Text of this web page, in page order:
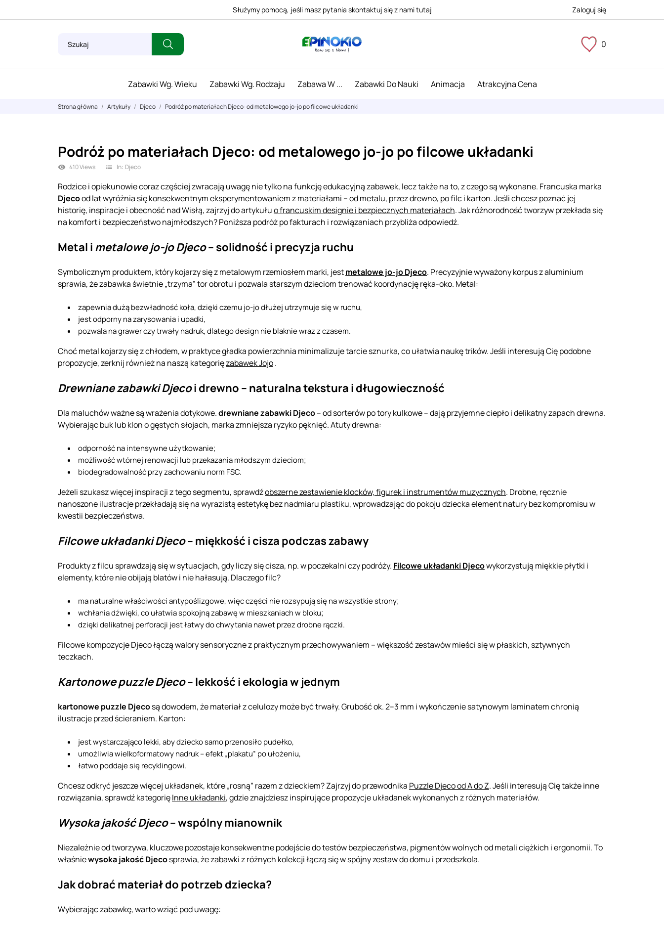
Służymy pomocą, jeśli masz pytania skontaktuj się z nami tutaj Zaloguj się
0
Zabawki Wg. Wieku Zabawki Wg. Rodzaju Zabawa W ... Zabawki Do Nauki Animacja Atrakcyjna Cena
Strona główna Artykuły Djeco Podróż po materiałach Djeco: od metalowego jo-jo po filcowe układanki
Podróż po materiałach Djeco: od metalowego jo-jo po filcowe układanki
visibility 410 Views list In: Djeco
Rodzice i opiekunowie coraz częściej zwracają uwagę nie tylko na funkcję edukacyjną zabawek, lecz także na to, z czego są wykonane. Francuska marka
Djecood lat wyróżnia się konsekwentnym eksperymentowaniem z materiałami – od metalu, przez drewno, po filc i karton. Jeśli chcesz poznać jej
historię, inspiracje i obecność nad Wisłą, zajrzyj do artykułuo francuskim designie i bezpiecznych materiałach. Jak różnorodność tworzyw przekłada się
na komfort i bezpieczeństwo najmłodszych? Poniższa podróż po fakturach i rozwiązaniach przybliża odpowiedź.
Metal i metalowe jo-jo Djeco– solidność i precyzja ruchu
Symbolicznym produktem, który kojarzy się z metalowym rzemiosłem marki, jestmetalowe jo-jo Djeco. Precyzyjnie wyważony korpus z aluminium
sprawia, że zabawka świetnie „trzyma” tor obrotu i pozwala starszym dzieciom trenować koordynację ręka-oko. Metal:
zapewnia dużą bezwładność koła, dzięki czemu jo-jo dłużej utrzymuje się w ruchu,
jest odporny na zarysowania i upadki,
pozwala na grawer czy trwały nadruk, dlatego design nie blaknie wraz z czasem.
Choć metal kojarzy się z chłodem, w praktyce gładka powierzchnia minimalizuje tarcie sznurka, co ułatwia naukę trików. Jeśli interesują Cię podobne
propozycje, zerknij również na naszą kategorięzabawek Jojo.
Drewniane zabawki Djecoi drewno – naturalna tekstura i długowieczność
Dla maluchów ważne są wrażenia dotykowe.drewniane zabawki Djeco– od sorterów po tory kulkowe – dają przyjemne ciepło i delikatny zapach drewna.
Wybierając buk lub klon o gęstych słojach, marka zmniejsza ryzyko pęknięć. Atuty drewna:
odporność na intensywne użytkowanie;
możliwość wtórnej renowacji lub przekazania młodszym dzieciom;
biodegradowalność przy zachowaniu norm FSC.
Jeżeli szukasz więcej inspiracji z tego segmentu, sprawdźobszerne zestawienie klocków, figurek i instrumentów muzycznych. Drobne, ręcznie
nanoszone ilustracje przekładają się na wyrazistą estetykę bez nadmiaru plastiku, wprowadzając do pokoju dziecka element natury bez kompromisu w
kwestii bezpieczeństwa.
Filcowe układanki Djeco– miękkość i cisza podczas zabawy
Produkty z filcu sprawdzają się w sytuacjach, gdy liczy się cisza, np. w poczekalni czy podróży. Filcowe układanki Djecowykorzystują miękkie płytki i
elementy, które nie obijają blatów i nie hałasują. Dlaczego filc?
ma naturalne właściwości antypoślizgowe, więc części nie rozsypują się na wszystkie strony;
wchłania dźwięki, co ułatwia spokojną zabawę w mieszkaniach w bloku;
dzięki delikatnej perforacji jest łatwy do chwytania nawet przez drobne rączki.
Filcowe kompozycje Djeco łączą walory sensoryczne z praktycznym przechowywaniem – większość zestawów mieści się w płaskich, sztywnych
teczkach.
Kartonowe puzzle Djeco– lekkość i ekologia w jednym
kartonowe puzzle Djecosą dowodem, że materiał z celulozy może być trwały. Grubość ok. 2–3 mm i wykończenie satynowym laminatem chronią
ilustracje przed ścieraniem. Karton:
jest wystarczająco lekki, aby dziecko samo przenosiło pudełko,
umożliwia wielkoformatowy nadruk – efekt „plakatu” po ułożeniu,
łatwo poddaje się recyklingowi.
Chcesz odkryć jeszcze więcej układanek, które „rosną” razem z dzieckiem? Zajrzyj do przewodnika Puzzle Djeco od A do Z. Jeśli interesują Cię także inne
rozwiązania, sprawdź kategorięInne układanki, gdzie znajdziesz inspirujące propozycje układanek wykonanych z różnych materiałów.
Wysoka jakość Djeco– wspólny mianownik
Niezależnie od tworzywa, kluczowe pozostaje konsekwentne podejście do testów bezpieczeństwa, pigmentów wolnych od metali ciężkich i ergonomii. To
właśniewysoka jakość Djecosprawia, że zabawki z różnych kolekcji łączą się w spójny zestaw do domu i przedszkola.
Jak dobrać materiał do potrzeb dziecka?
Wybierając zabawkę, warto wziąć pod uwagę: